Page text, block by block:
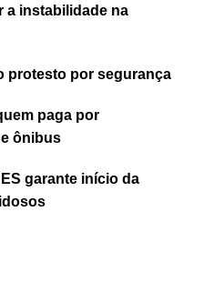
a instabilidade na
protesto por segurança
paga por
ônibus
garante início da